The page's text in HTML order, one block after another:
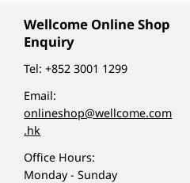
Wellcome Online Shop
Enquiry
Tel:+852 3001 1299
Email:
onlineshop@wellcome.com
.hk
Office Hours:
Monday - Sunday